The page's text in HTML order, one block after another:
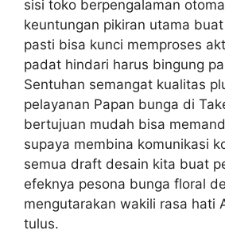
sisi toko berpengalaman
keuntungan pikiran utama
pasti bisa kunci memproses
padat hindari harus bingung
Sentuhan semangat kualitas
pelayanan Papan bunga di
bertujuan mudah bisa
supaya membina komunikasi
semua draft desain kita buat
efeknya pesona bunga floral
mengutarakan wakili rasa hati
tulus.